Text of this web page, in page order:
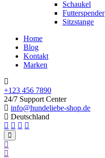
Schaukel
Futterspender
Sitzstange
Home
Blog
Kontakt
Marken
+123 456 7890
24/7 Support Center
info@hundeliebe-shop.de
Deutschland